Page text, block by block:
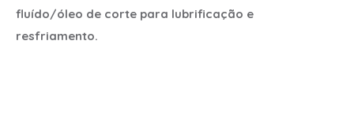
fluído/óleo de corte para lubrificação e
resfriamento.